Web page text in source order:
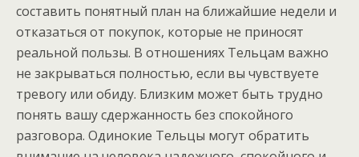
составить понятный план на ближайшие недели и
отказаться от покупок, которые не приносят
реальной пользы. В отношениях Тельцам важно
не закрываться полностью, если вы чувствуете
тревогу или обиду. Близким может быть трудно
понять вашу сдержанность без спокойного
разговора. Одинокие Тельцы могут обратить